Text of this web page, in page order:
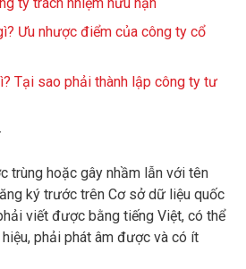
ty trách nhiệm hữu hạn
Ưu nhược điểm của công ty cổ
Tại sao phải thành lập công ty tư
trùng hoặc gây nhầm lẫn với tên
ký trước trên Cơ sở dữ liệu quốc
viết được bằng tiếng Việt, có thể
phải phát âm được và có ít